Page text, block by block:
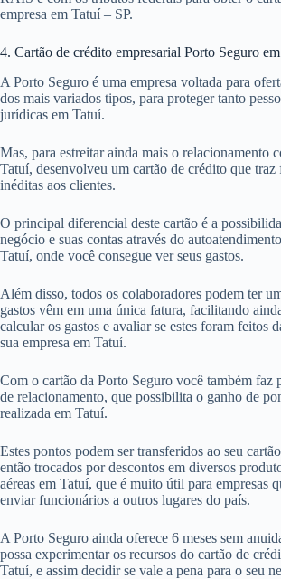
empresa em Tatuí – SP.
4. Cartão de crédito empresarial Porto Seguro
A Porto Seguro é uma empresa voltada para
dos mais variados tipos, para proteger tanto
jurídicas em Tatuí.
Mas, para estreitar ainda mais o relacionamento
Tatuí, desenvolveu um cartão de crédito que traz
inéditas aos clientes.
O principal diferencial deste cartão é a
negócio e suas contas através do
Tatuí, onde você consegue ver seus gastos.
Além disso, todos os colaboradores podem ter
gastos vêm em uma única fatura, facilitando
calcular os gastos e avaliar se estes foram feitos
sua empresa em Tatuí.
Com o cartão da Porto Seguro você também faz
de relacionamento, que possibilita o ganho de
realizada em Tatuí.
Estes pontos podem ser transferidos ao seu
então trocados por descontos em diversos
aéreas em Tatuí, que é muito útil para empresas
enviar funcionários a outros lugares do país.
A Porto Seguro ainda oferece 6 meses sem
possa experimentar os recursos do cartão de
Tatuí, e assim decidir se vale a pena para o seu